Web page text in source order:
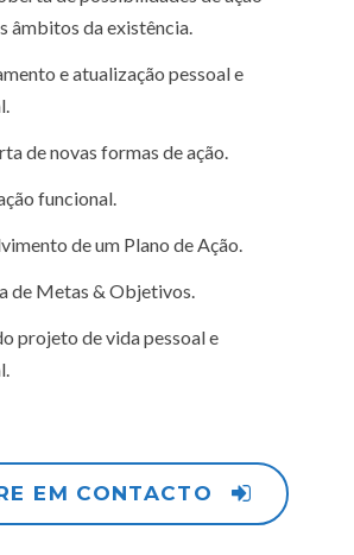
âmbitos da existência.
e atualização pessoal e
de novas formas de ação.
funcional.
de um Plano de Ação.
de Metas & Objetivos.
projeto de vida pessoal e
EM CONTACTO